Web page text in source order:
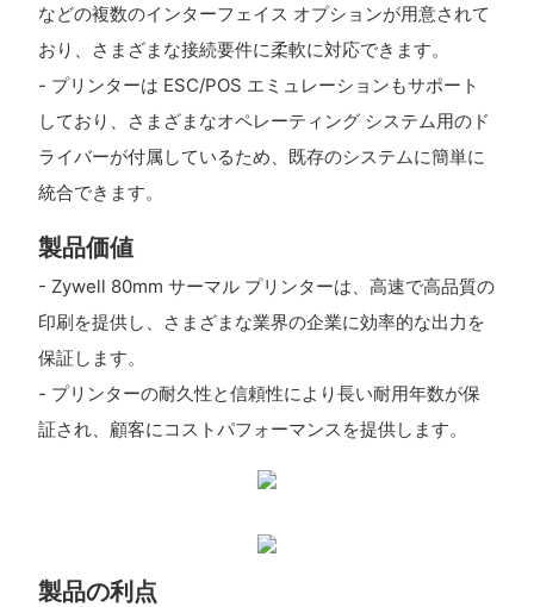
などの複数のインターフェイス オプションが用意されて
おり、さまざまな接続要件に柔軟に対応できます。
- プリンターは ESC/POS エミュレーションもサポート
しており、さまざまなオペレーティング システム用のド
ライバーが付属しているため、既存のシステムに簡単に
統合できます。
製品価値
- Zywell 80mm サーマル プリンターは、高速で高品質の
印刷を提供し、さまざまな業界の企業に効率的な出力を
保証します。
- プリンターの耐久性と信頼性により長い耐用年数が保
証され、顧客にコストパフォーマンスを提供します。
製品の利点